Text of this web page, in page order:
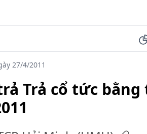
27/4/2011
Trả cổ tức